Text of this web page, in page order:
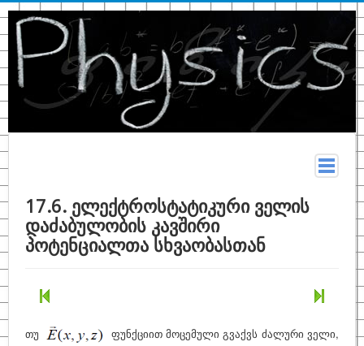
სახელმძღვანელო
თეორია
ტერმინები
17.6. ელექტროსტატიკური ველის
დაძაბულობის კავშირი
პოტენციალთა სხვაობასთან
თუ
ფუნქციით მოცემული გვაქვს ძალური ველი,